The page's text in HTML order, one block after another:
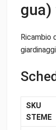
gua)
Ricambio
SKU
STEME